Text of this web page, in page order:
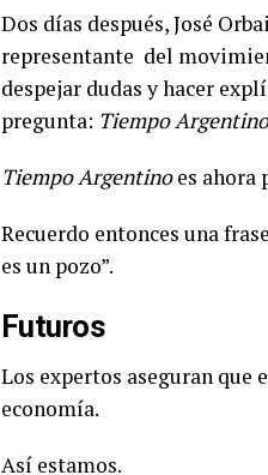
Dos días después, José
representante del
despejar dudas y hacer
pregunta: Tiempo Argentino
Tiempo Argentinoes ahora
Recuerdo entonces una
es un pozo”.
Futuros
Los expertos aseguran que
economía.
Así estamos.